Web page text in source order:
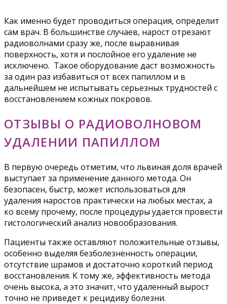
Как именно будет проводиться операция, определит
сам врач. В большинстве случаев, нарост отрезают
радиоволнами сразу же, после выравнивая
поверхность, хотя и послойное его удаление не
исключено. Такое оборудование даст возможность
за один раз избавиться от всех папиллом и в
дальнейшем не испытывать серьезных трудностей с
восстановлением кожных покровов.
ОТЗЫВЫ О РАДИОВОЛНОВОМ
УДАЛЕНИИ ПАПИЛЛОМ
В первую очередь отметим, что львиная доля врачей
выступает за применение данного метода. Он
безопасен, быстр, может использоваться для
удаления наростов практически на любых местах, а
ко всему прочему, после процедуры удается провести
гистологический анализ новообразования.
Пациенты также оставляют положительные отзывы,
особенно выделяя безболезненность операции,
отсутствие шрамов и достаточно короткий период
восстановления. К тому же, эффективность метода
очень высока, а это значит, что удаленный вырост
точно не приведет к рецидиву болезни.